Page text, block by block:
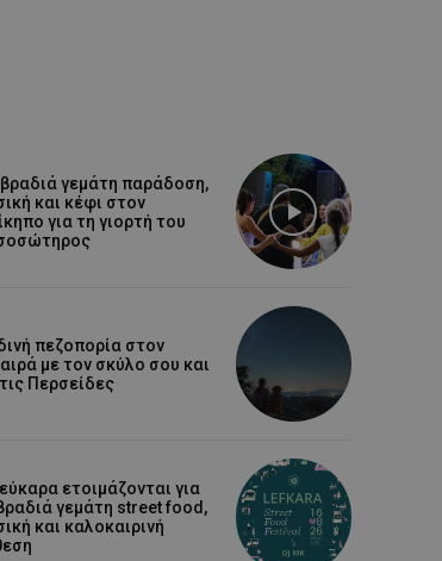
γεμάτη παράδοση,
και κέφι στον
για τη γιορτή του
πεζοπορία στον
με τον σκύλο σου και
Περσείδες
ετοιμάζονται για
γεμάτη street food,
και καλοκαιρινή